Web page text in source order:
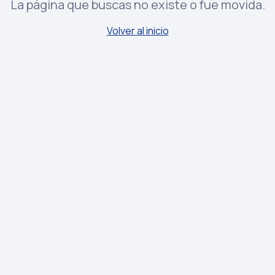
La página que buscas no existe o fue movida.
Volver al inicio